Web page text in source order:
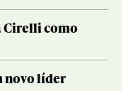
Cirelli como
novo líder